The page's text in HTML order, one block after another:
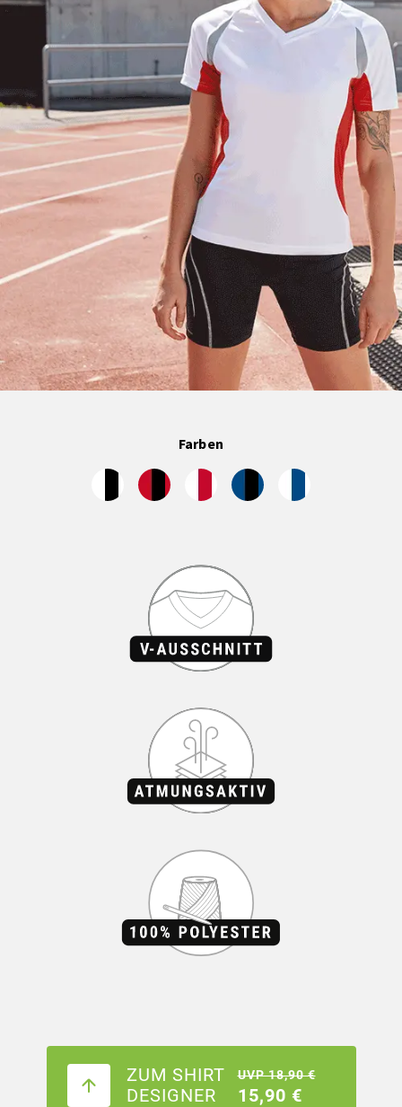
Farben
ZUM SHIRT
DESIGNER
UVP 18,90 €
15,90 €